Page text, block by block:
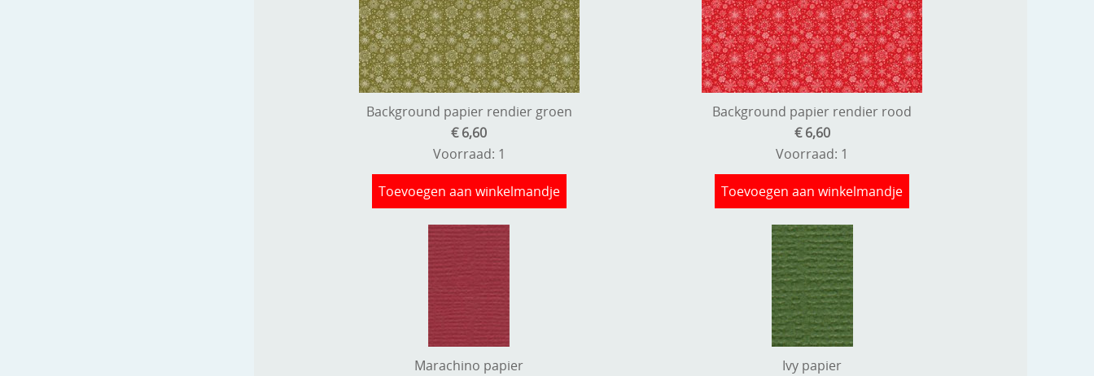
Background papier rendier groen
€ 6,60
Voorraad: 1
Toevoegen aan winkelmandje
Background papier rendier rood
€ 6,60
Voorraad: 1
Toevoegen aan winkelmandje
Marachino papier Ivy papier